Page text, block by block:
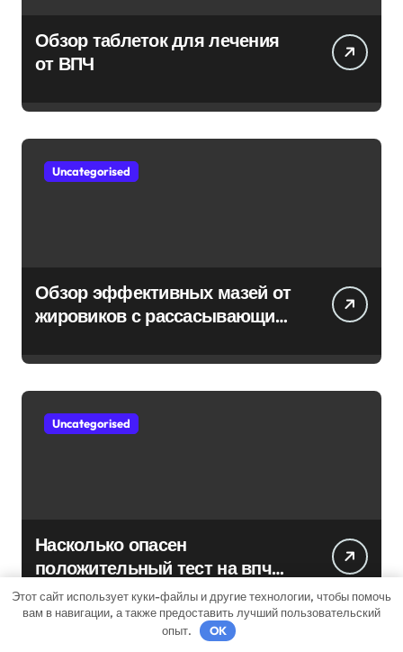
Обзор таблеток для лечения
от ВПЧ
Uncategorised
Обзор эффективных мазей от
жировиков с рассасывающим
Uncategorised
Насколько опасен
положительный тест на впч
45
Этот сайт использует куки-файлы и другие технологии, чтобы помочь
вам в навигации, а также предоставить лучший пользовательский
опыт.
OK